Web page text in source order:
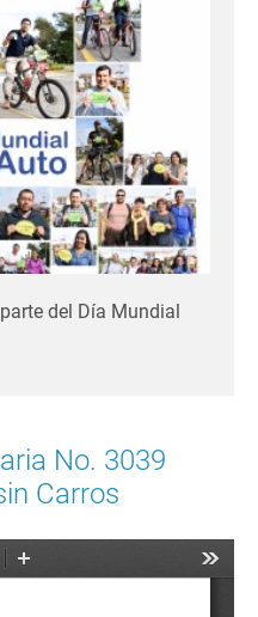
del Día Mundial
No. 3039
Carros